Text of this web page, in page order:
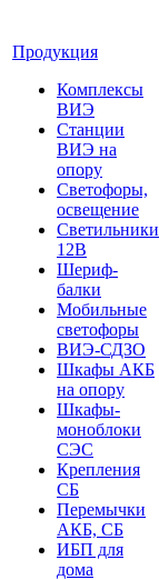
Продукция
Комплексы
ВИЭ
Станции
ВИЭ на
опору
Светофоры,
освещение
Светильники
12В
Шериф-
балки
Мобильные
светофоры
ВИЭ-СДЗО
Шкафы АКБ
на опору
Шкафы-
моноблоки
СЭС
Крепления
СБ
Перемычки
АКБ, СБ
ИБП для
дома